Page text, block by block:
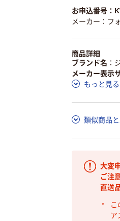
お申込番号：
メーカー：フ
商品詳細
ブランド名
メーカー表示
もっと見る
類似商品
大変
ご注
直送
こ
ア